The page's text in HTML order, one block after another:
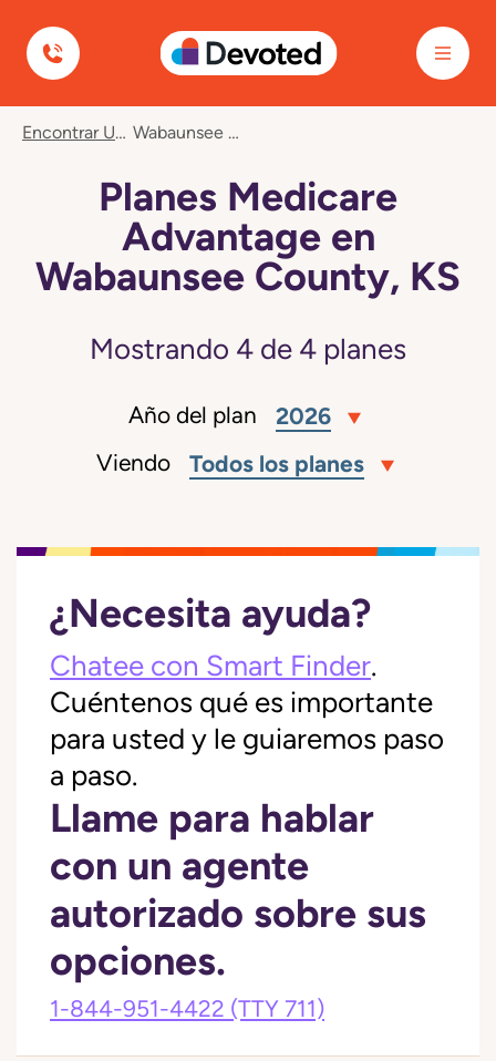
Devoted Health
Encontrar Un Plan Wabaunsee County, KS
Planes Medicare
Advantage en
Wabaunsee County, KS
Mostrando 4 de 4 planes
Año del plan 2026
Viendo Todos los planes
¿Necesita ayuda?
Chatee con Smart Finder.
Cuéntenos qué es importante
para usted y le guiaremos paso
a paso.
Llame para hablar
con un agente
autorizado sobre sus
opciones.
1-844-951-4422 (TTY 711)